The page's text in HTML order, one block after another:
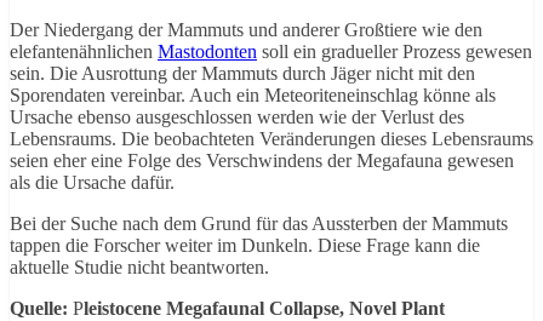
Der Niedergang der Mammuts und anderer Großtiere wie den
elefantenähnlichen Mastodonten soll ein gradueller Prozess gewesen
sein. Die Ausrottung der Mammuts durch Jäger nicht mit den
Sporendaten vereinbar. Auch ein Meteoriteneinschlag könne als
Ursache ebenso ausgeschlossen werden wie der Verlust des
Lebensraums. Die beobachteten Veränderungen dieses Lebensraums
seien eher eine Folge des Verschwindens der Megafauna gewesen
als die Ursache dafür.
Bei der Suche nach dem Grund für das Aussterben der Mammuts
tappen die Forscher weiter im Dunkeln. Diese Frage kann die
aktuelle Studie nicht beantworten.
Quelle: Pleistocene Megafaunal Collapse, Novel Plant